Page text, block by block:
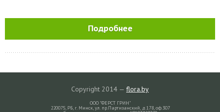
Подробнее
Copyright 2014 — flora.by
ООО "ФЕРСТ ГРИН"
220075, РБ, г. Минск, ул. пр.Партизанский, д.178, оф.307